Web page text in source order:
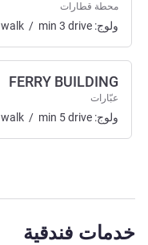
محطة قطارات
ولوج: walk / min 3 drive
FERRY BUILDING
عبّارات
ولوج: walk / min 5drive
خدمات فندقية